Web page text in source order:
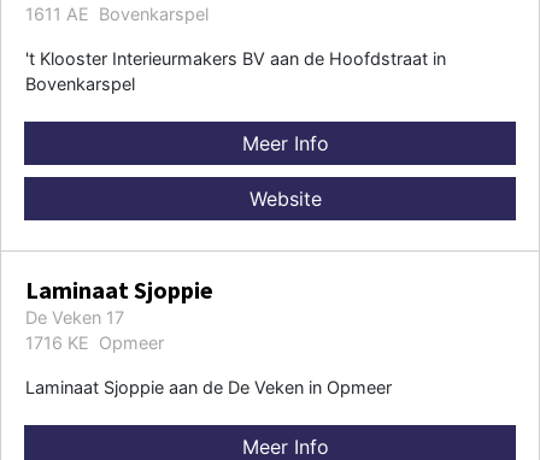
1611 AE Bovenkarspel
't Klooster Interieurmakers BV aan de Hoofdstraat in
Bovenkarspel
Meer Info
Website
Laminaat Sjoppie
De Veken 17
1716 KE Opmeer
Laminaat Sjoppie aan de De Veken in Opmeer
Meer Info